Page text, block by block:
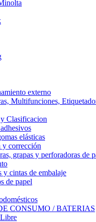
externo
Multifunciones,
Clasificacion
elásticas
y corrección
grapas y perforadoras de
y cintas de embalaje
de papel
CONSUMO / BATERIAS